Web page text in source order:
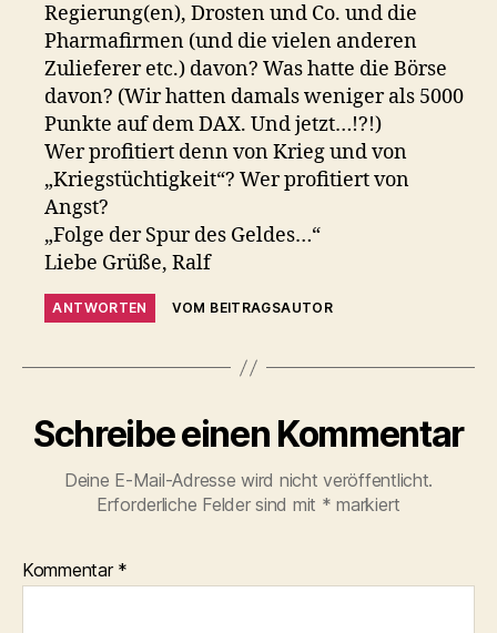
Regierung(en), Drosten und Co. und die
Pharmafirmen (und die vielen anderen
Zulieferer etc.) davon? Was hatte die Börse
davon? (Wir hatten damals weniger als 5000
Punkte auf dem DAX. Und jetzt…!?!)
Wer profitiert denn von Krieg und von
„Kriegstüchtigkeit“? Wer profitiert von
Angst?
„Folge der Spur des Geldes…“
Liebe Grüße, Ralf
ANTWORTEN VOM BEITRAGSAUTOR
Schreibe einen Kommentar
Deine E-Mail-Adresse wird nicht veröffentlicht.
Erforderliche Felder sind mit * markiert
Kommentar *